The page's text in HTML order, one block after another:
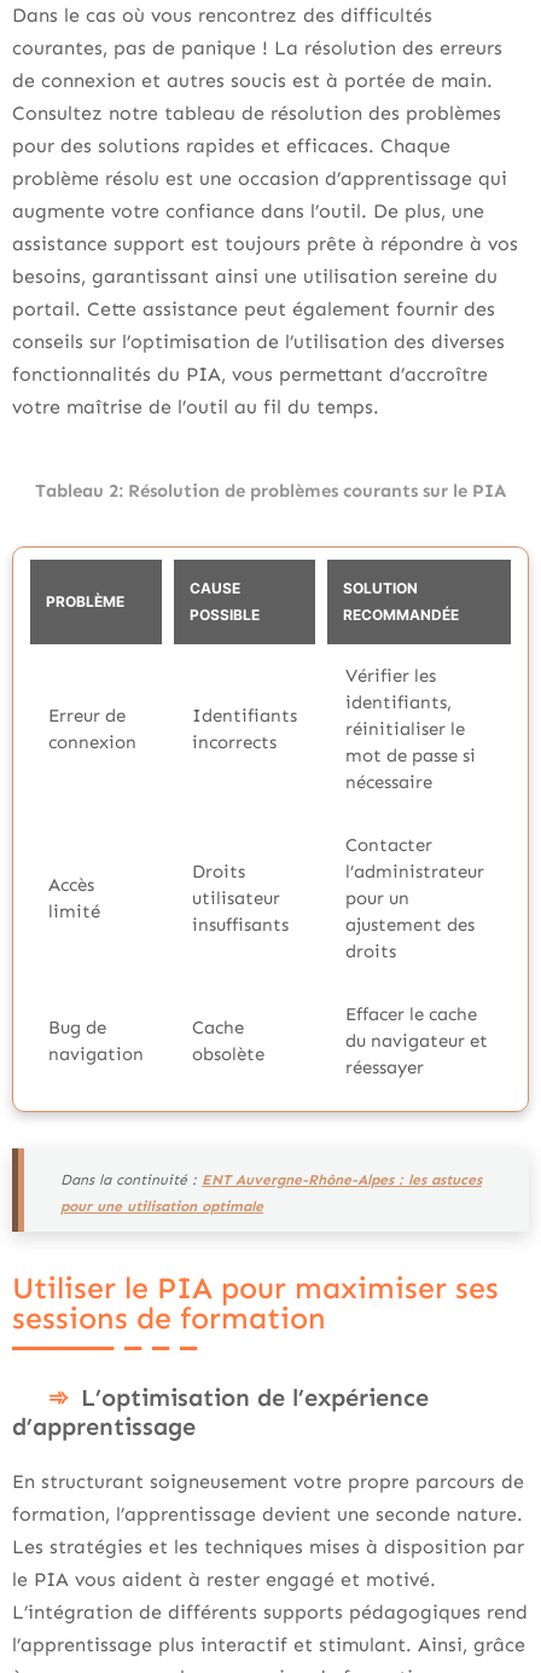
Dans le cas où vous rencontrez des difficultés
courantes, pas de panique ! La résolution des erreurs
de connexion et autres soucis est à portée de main.
Consultez notre tableau de résolution des problèmes
pour des solutions rapides et efficaces. Chaque
problème résolu est une occasion d’apprentissage qui
augmente votre confiance dans l’outil. De plus, une
assistance support est toujours prête à répondre à vos
besoins, garantissant ainsi une utilisation sereine du
portail. Cette assistance peut également fournir des
conseils sur l’optimisation de l’utilisation des diverses
fonctionnalités du PIA, vous permettant d’accroître
votre maîtrise de l’outil au fil du temps.
Tableau 2: Résolution de problèmes courants sur le PIA
PROBLÈME
CAUSE
POSSIBLE
SOLUTION
RECOMMANDÉE
Erreur de
connexion
Identifiants
incorrects
Vérifier les
identifiants,
réinitialiser le
mot de passe si
nécessaire
Accès
limité
Droits
utilisateur
insuffisants
Contacter
l’administrateur
pour un
ajustement des
droits
Bug de
navigation
Cache
obsolète
Effacer le cache
du navigateur et
réessayer
Dans la continuité : ENT Auvergne-Rhône-Alpes : les astuces
pour une utilisation optimale
Utiliser le PIA pour maximiser ses
sessions de formation
L’optimisation de l’expérience
d’apprentissage
En structurant soigneusement votre propre parcours de
formation, l’apprentissage devient une seconde nature.
Les stratégies et les techniques mises à disposition par
le PIA vous aident à rester engagé et motivé.
L’intégration de différents supports pédagogiques rend
l’apprentissage plus interactif et stimulant. Ainsi, grâce